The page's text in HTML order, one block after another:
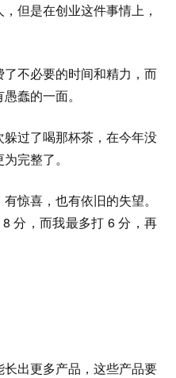
但是在创业这件事情上，
不必要的时间和精力，而
蠢的一面。
过了喝那杯茶，在今年没
完整了。
惊喜，也有依旧的失望。
分，而我最多打 6 分，再
出更多产品，这些产品要